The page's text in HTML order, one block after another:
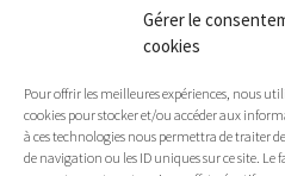
Gérer le
cookies
Pour offrir les meilleures expériences, nous
cookies pour stocker et/ou accéder aux
à ces technologies nous permettra de traiter
de navigation ou les ID uniques sur ce site. Le
56330 PLUVIGNER
02 97 50 90 80
Permanence téléphonique